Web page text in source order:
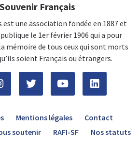
Français
est une association fondée en 1887 et
le 1er février 1906 qui a pour
mémoire de tous ceux qui sont morts
soient Français ou étrangers.
Mentions légales
Contact
soutenir RAFI-SF Nos statuts